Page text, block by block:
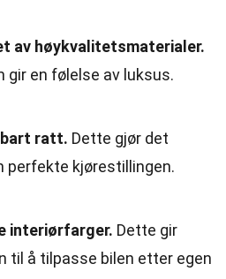
av høykvalitetsmaterialer.
gir en følelse av luksus.
ratt. Dette gjør det
perfekte kjørestillingen.
interiørfarger. Dette gir
til å tilpasse bilen etter egen